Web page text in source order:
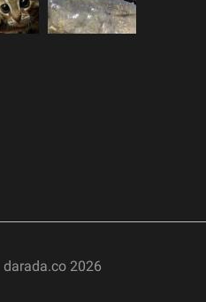
darada.co 2026